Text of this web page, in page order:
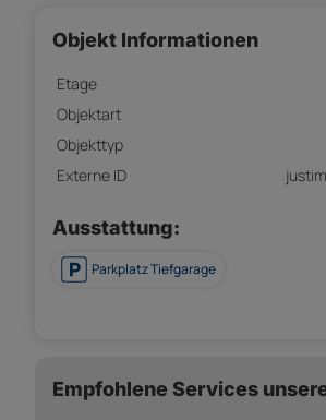
Objekt Informationen
Etage
Objektart
Objekttyp
Externe ID
Ausstattung:
Parkplatz Tiefgarage
Empfohlene Services